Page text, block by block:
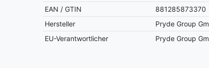
EAN / GTIN
881285873370
Hersteller
Pryde Group
EU-Verantwortlicher
Pryde Group